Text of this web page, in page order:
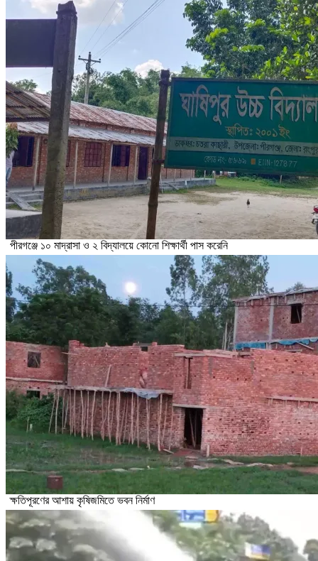
পীরগঞ্জে ১০ মাদ্রাসা ও ২ বিদ্যালয়ে কোনো শিক্ষার্থী পাস করেনি
ক্ষতিপূরণের আশায় কৃষিজমিতে ভবন নির্মাণ